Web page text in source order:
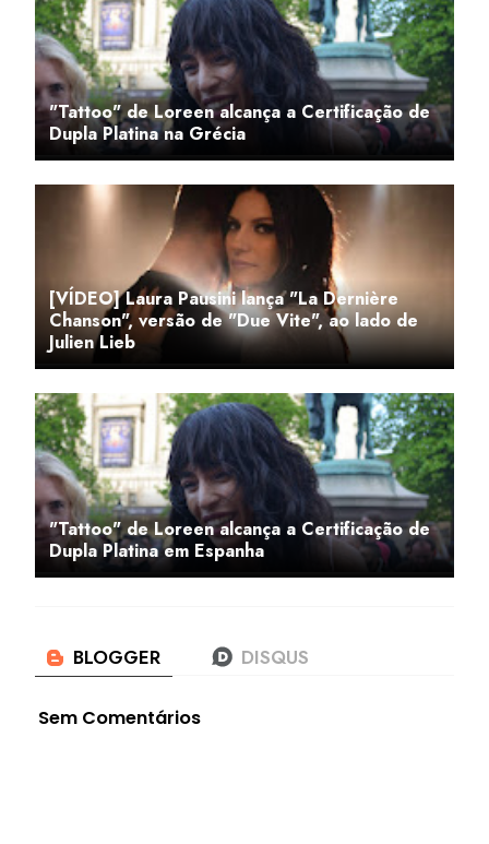
"Tattoo" de Loreen alcança a Certificação de
Dupla Platina na Grécia
[VÍDEO] Laura Pausini lança "La Dernière
Chanson", versão de "Due Vite", ao lado de
Julien Lieb
"Tattoo" de Loreen alcança a Certificação de
Dupla Platina em Espanha
Sem Comentários